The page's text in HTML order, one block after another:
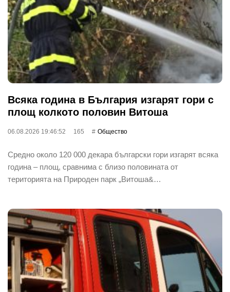
Всяка година в България изгарят гори с
площ колкото половин Витоша
06.08.2026 19:46:52 165 Общество
Средно около 120 000 декара български гори изгарят всяка
година – площ, сравнима с близо половината от
територията на Природен парк „Витоша&…